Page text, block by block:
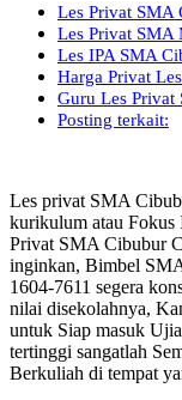
Les Privat SMA
Les Privat SMA
Les IPA SMA
Harga Privat
Guru Les Privat
Posting terkait:
Les privat SMA
kurikulum atau
Privat SMA Cibubur
inginkan, Bimbel
1604-7611 segera
nilai disekolahnya,
untuk Siap masuk
tertinggi sangatlah
Berkuliah di tempat